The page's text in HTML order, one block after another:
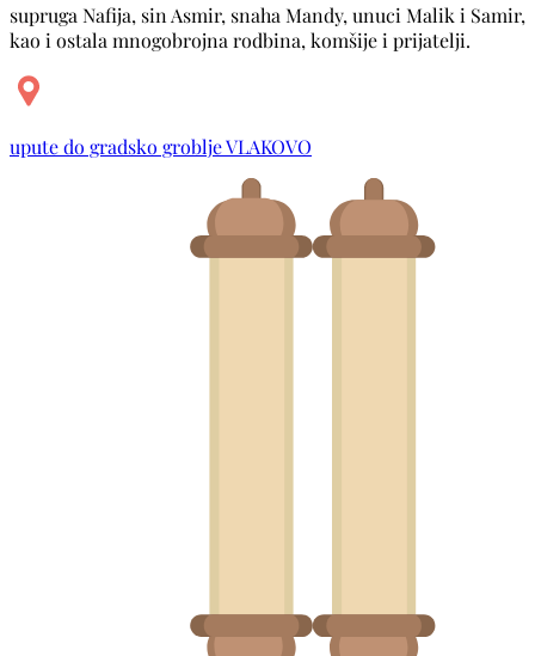
supruga Nafija, sin Asmir, snaha Mandy, unuci Malik i Samir,
kao i ostala mnogobrojna rodbina, komšije i prijatelji.
upute do gradsko groblje VLAKOVO